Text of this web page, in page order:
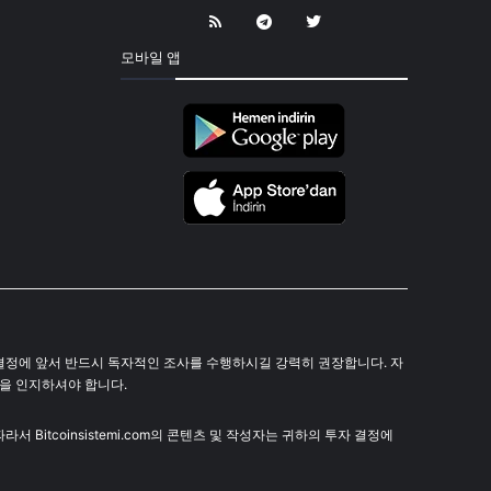
모바일 앱
에 앞서 반드시 독자적인 조사를 수행하시길 강력히 권장합니다. 자
인지하셔야 합니다.
서 Bitcoinsistemi.com의 콘텐츠 및 작성자는 귀하의 투자 결정에